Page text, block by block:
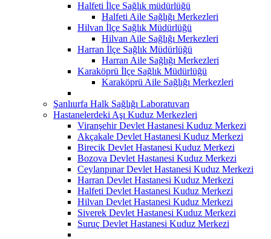
Halfeti İlçe Sağlık müdürlüğü
Halfeti Aile Sağlığı Merkezleri
Hilvan İlçe Sağlık Müdürlüğü
Hilvan Aile Sağlığı Merkezleri
Harran İlçe Sağlık Müdürlüğü
Harran Aile Sağlığı Merkezleri
Karaköprü İlçe Sağlık Müdürlüğü
Karaköprü Aile Sağlığı Merkezleri
Şanlıurfa Halk Sağlığı Laboratuvarı
Hastanelerdeki Aşı Kuduz Merkezleri
Viranşehir Devlet Hastanesi Kuduz Merkezi
Akçakale Devlet Hastanesi Kuduz Merkezi
Birecik Devlet Hastanesi Kuduz Merkezi
Bozova Devlet Hastanesi Kuduz Merkezi
Ceylanpınar Devlet Hastanesi Kuduz Merkezi
Harran Devlet Hastanesi Kuduz Merkezi
Halfeti Devlet Hastanesi Kuduz Merkezi
Hilvan Devlet Hastanesi Kuduz Merkezi
Siverek Devlet Hastanesi Kuduz Merkezi
Suruç Devlet Hastanesi Kuduz Merkezi